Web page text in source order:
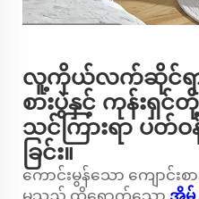
လူ့ကိုယ်လက်ဆိုင်ရာ
စားပွဲနှင့် ကုန်းရှ
သင်ကြားရာ ပတ်
ခြင်း။
ကောင်းမွန်သော ကျောင်
မှုသည် ထိရောက်သော အိမ်